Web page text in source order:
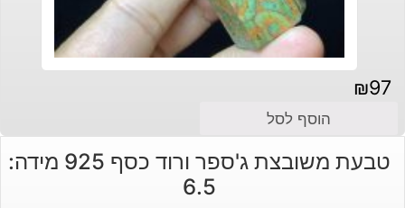
₪97
הוסף לסל
טבעת משובצת ג'ספר ורוד כסף 925 מידה:
6.5